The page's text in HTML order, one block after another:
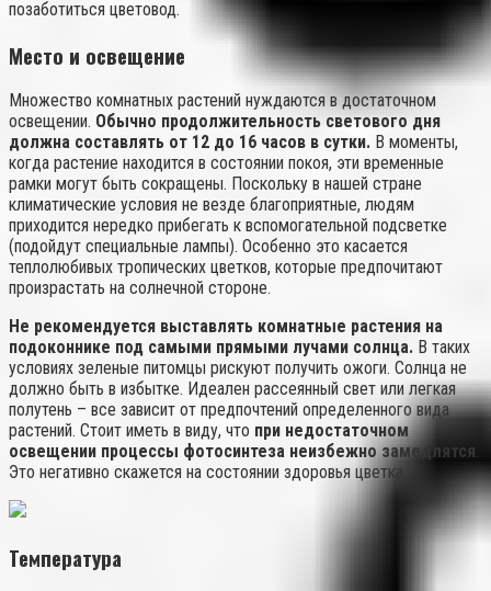
позаботиться цветовод.
Место и освещение
Множество комнатных растений нуждаются в достаточном
освещении. Обычно продолжительность светового дня
должна составлять от 12 до 16 часов в сутки. В моменты,
когда растение находится в состоянии покоя, эти временные
рамки могут быть сокращены. Поскольку в нашей стране
климатические условия не везде благоприятные, людям
приходится нередко прибегать к вспомогательной подсветке
(подойдут специальные лампы). Особенно это касается
теплолюбивых тропических цветков, которые предпочитают
произрастать на солнечной стороне.
Не рекомендуется выставлять комнатные растения на
подоконнике под самыми прямыми лучами солнца. В таких
условиях зеленые питомцы рискуют получить ожоги. Солнца не
должно быть в избытке. Идеален рассеянный свет или легкая
полутень – все зависит от предпочтений определенного вида
растений. Стоит иметь в виду, что при недостаточном
освещении процессы фотосинтеза неизбежно замедлятся.
Это негативно скажется на состоянии здоровья цветка.
Температура